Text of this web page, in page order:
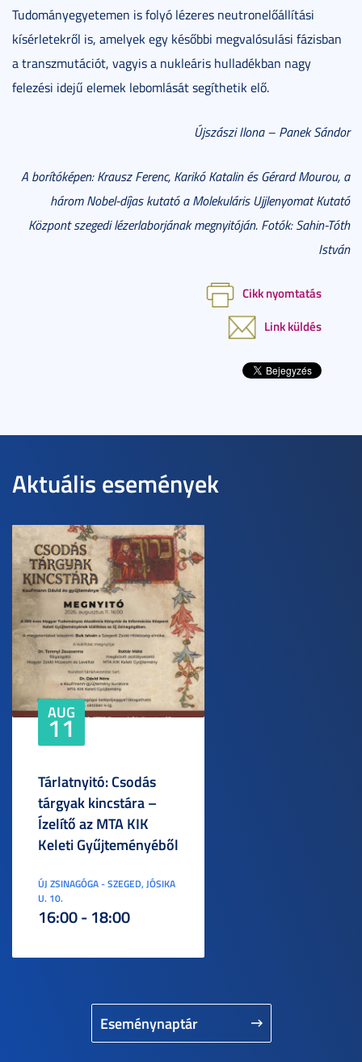
Tudományegyetemen is folyó lézeres neutronelőállítási
kísérletekről is, amelyek egy későbbi megvalósulási fázisban
a transzmutációt, vagyis a nukleáris hulladékban nagy
felezési idejű elemek lebomlását segíthetik elő.
Újszászi Ilona – Panek Sándor
A borítóképen: Krausz Ferenc, Karikó Katalin és Gérard Mourou, a
három Nobel-díjas kutató a Molekuláris Ujjlenyomat Kutató
Központ szegedi lézerlaborjának megnyitóján. Fotók: Sahin-Tóth
István
Cikk nyomtatás
Link küldés
Aktuális események
Eseménynaptár
AUG
11
Tárlatnyitó: Csodás
tárgyak kincstára –
Ízelítő az MTA KIK
Keleti Gyűjteményéből
ÚJ ZSINAGÓGA - SZEGED, JÓSIKA
U. 10.
16:00 - 18:00